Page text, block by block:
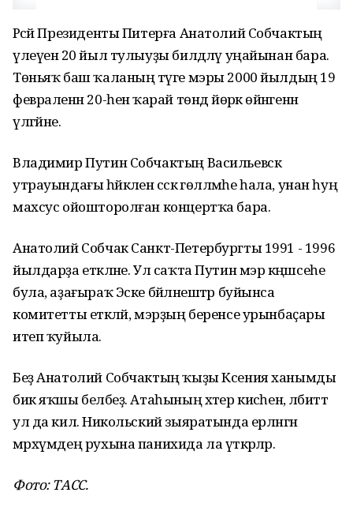
Рәсәй Президенты Питерға Анатолий Собчактың
үлеүенә 20 йыл тулыуҙы билдәләү уңайынан бара.
Төньяҡ баш ҡаланың тәүге мэры 2000 йылдың 19
февраленән 20-һенә ҡарай төндә йөрәк өйәнәгенән
үлгәйне.
Владимир Путин Собчактың Васильевск
утрауындағы һәйкәленә сәскә гөлләмәһе һала, унан һуң
махсус ойошторолған концертҡа бара.
Анатолий Собчак Санкт-Петербургты 1991 - 1996
йылдарҙа етәкләне. Ул саҡта Путин мэр кәңәшсеһе
була, аҙағыраҡ Эске бәйләнештәр буйынса
комитетты етәкләй, мэрҙың беренсе урынбаҫары
итеп ҡуйыла.
Беҙ Анатолий Собчактың ҡыҙы Ксения ханымды
бик яҡшы беләбеҙ. Атаһының хәтер кисәһенә, әлбиттә
ул да килә. Никольский зыяратында ерләнгән
мәрхүмдең рухына панихида ла үткәрәләр.
Фото: ТАСС.